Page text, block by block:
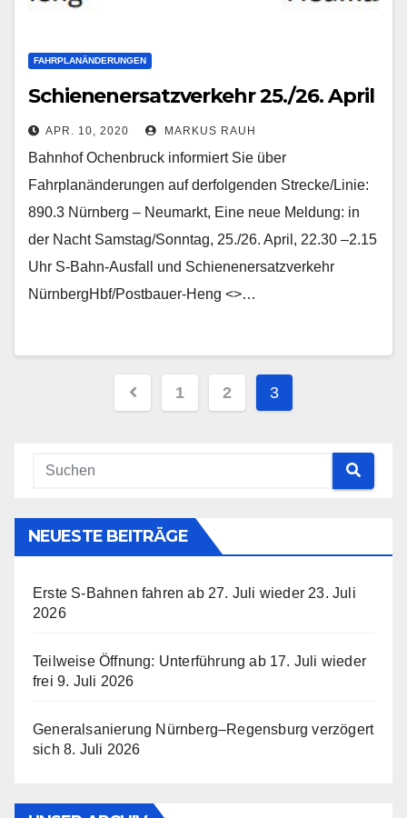
FAHRPLANÄNDERUNGEN
Schienenersatzverkehr 25./26. April
APR. 10, 2020 MARKUS RAUH
Bahnhof Ochenbruck informiert Sie über
Fahrplanänderungen auf derfolgenden Strecke/Linie:
890.3 Nürnberg – Neumarkt, Eine neue Meldung: in
der Nacht Samstag/Sonntag, 25./26. April, 22.30 –2.15
Uhr S-Bahn-Ausfall und Schienenersatzverkehr
NürnbergHbf/Postbauer-Heng <>…
Seitennummerierung
1 2 3
NEUESTE BEITRÄGE
Erste S-Bahnen fahren ab 27. Juli wieder 23. Juli
2026
Teilweise Öffnung: Unterführung ab 17. Juli wieder
frei 9. Juli 2026
Generalsanierung Nürnberg–Regensburg verzögert
sich 8. Juli 2026